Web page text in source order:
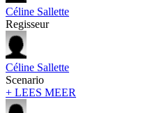
Céline Sallette
Regisseur
Céline Sallette
Scenario
+ LEES MEER